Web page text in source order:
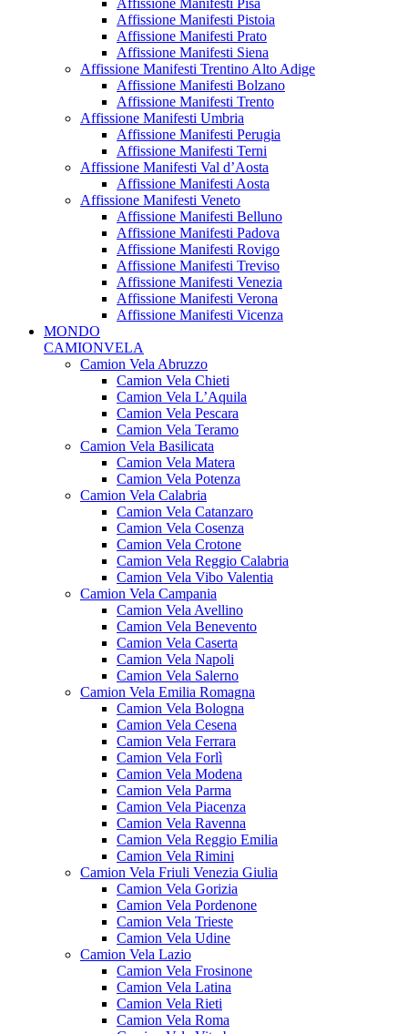
Affissione Manifesti Pisa
Affissione Manifesti Pistoia
Affissione Manifesti Prato
Affissione Manifesti Siena
Affissione Manifesti Trentino Alto Adige
Affissione Manifesti Bolzano
Affissione Manifesti Trento
Affissione Manifesti Umbria
Affissione Manifesti Perugia
Affissione Manifesti Terni
Affissione Manifesti Val d’Aosta
Affissione Manifesti Aosta
Affissione Manifesti Veneto
Affissione Manifesti Belluno
Affissione Manifesti Padova
Affissione Manifesti Rovigo
Affissione Manifesti Treviso
Affissione Manifesti Venezia
Affissione Manifesti Verona
Affissione Manifesti Vicenza
MONDO
CAMIONVELA
Camion Vela Abruzzo
Camion Vela Chieti
Camion Vela L’Aquila
Camion Vela Pescara
Camion Vela Teramo
Camion Vela Basilicata
Camion Vela Matera
Camion Vela Potenza
Camion Vela Calabria
Camion Vela Catanzaro
Camion Vela Cosenza
Camion Vela Crotone
Camion Vela Reggio Calabria
Camion Vela Vibo Valentia
Camion Vela Campania
Camion Vela Avellino
Camion Vela Benevento
Camion Vela Caserta
Camion Vela Napoli
Camion Vela Salerno
Camion Vela Emilia Romagna
Camion Vela Bologna
Camion Vela Cesena
Camion Vela Ferrara
Camion Vela Forlì
Camion Vela Modena
Camion Vela Parma
Camion Vela Piacenza
Camion Vela Ravenna
Camion Vela Reggio Emilia
Camion Vela Rimini
Camion Vela Friuli Venezia Giulia
Camion Vela Gorizia
Camion Vela Pordenone
Camion Vela Trieste
Camion Vela Udine
Camion Vela Lazio
Camion Vela Frosinone
Camion Vela Latina
Camion Vela Rieti
Camion Vela Roma